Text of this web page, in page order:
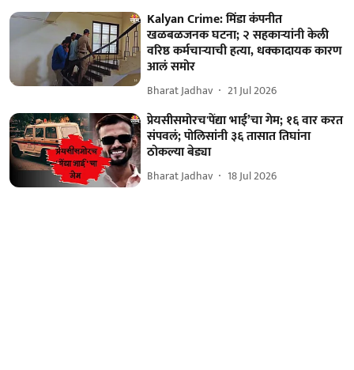
Kalyan Crime: मिंडा कंपनीत
खळबळजनक घटना; २ सहकाऱ्यांनी केली
वरिष्ठ कर्मचाऱ्याची हत्या, धक्कादायक कारण
आलं समोर
Bharat Jadhav 21 Jul 2026
प्रेयसीसमोरच'पेंद्या भाई’चा गेम; १६ वार करत
संपवलं; पोलिसांनी ३६ तासात तिघांना
ठोकल्या बेड्या
Bharat Jadhav 18 Jul 2026